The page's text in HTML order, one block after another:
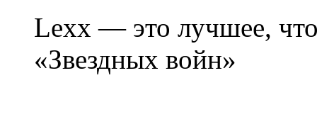
Lexx — это лучшее,
«Звездных войн»